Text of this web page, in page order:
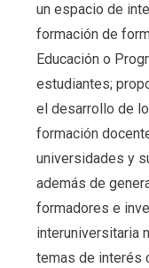
un espacio de
formación de
Educación o
estudiantes;
el desarrollo de
formación
universidades y
además de
formadores e
interuniversitaria
temas de interés